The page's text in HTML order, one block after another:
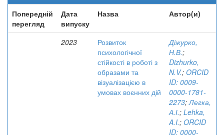
Попередній
перегляд
Дата
випуску
Назва Автор(и)
2023
Розвиток
психологічної
стійкості в роботі з
образами та
візуалізацією в
умовах воєнних дій
Діжурко,
Н.В.;
Dizhurko,
N.V.; ORCID
ID: 0009-
0000-1781-
2273;Легка,
А.І.; Lehka,
A.I.; ORCID
ID: 0000-